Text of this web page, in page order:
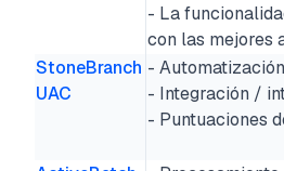
- La
con las mejores
StoneBranch
UAC
-
- Integración /
- Puntuaciones